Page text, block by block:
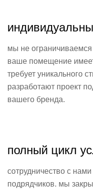
мы не
ваше помещение
требует уникального
разработают проект
вашего бренда.
полный цикл
сотрудничество с
подрядчиков. мы